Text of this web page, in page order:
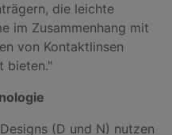
die leichte
im Zusammenhang mit
von Kontaktlinsen
bieten."
(D und N) nutzen